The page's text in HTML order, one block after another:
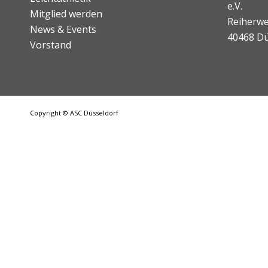
Mitglied werden
News & Events
Vorstand
e.V.
40468
Copyright © ASC Düsseldorf